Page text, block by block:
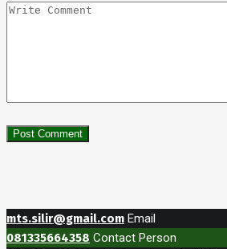
mts.silir@gmail.com Email
081335664358 Contact Person